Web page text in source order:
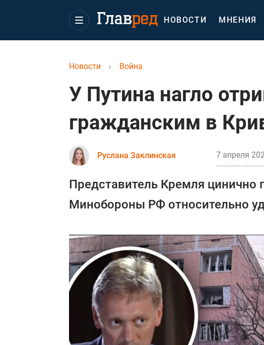
НОВОСТИ МНЕНИЯ
Новости › Война
У Путина нагло
гражданским в
Руслана Заклинская 7 апреля
Представитель Кремля цинично
Минобороны РФ относительно